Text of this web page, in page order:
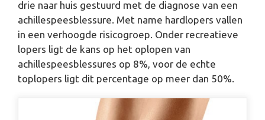
drie naar huis gestuurd met de diagnose van een
achillespeesblessure. Met name hardlopers vallen
in een verhoogde risicogroep. Onder recreatieve
lopers ligt de kans op het oplopen van
achillespeesblessures op 8%, voor de echte
toplopers ligt dit percentage op meer dan 50%.